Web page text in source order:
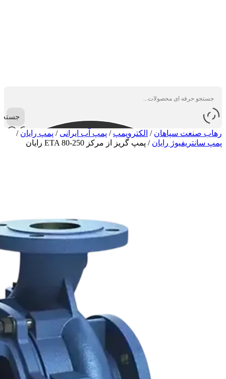
رهاب صنعت سپاهان / الکتروپمپ / پمپ آب ایرانی / پمپ رایان /
پمپ سانتریفیوژ رایان / پمپ گریز از مرکز ETA 80-250 رایان